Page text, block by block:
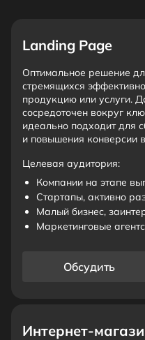
Landing Page
Оптимальное решение
стремящихся
продукцию или услуги.
сосредоточен вокруг
идеально подходит для
и повышения конверсии
Целевая аудитория:
Компании на этапе
Стартапы, активно
Малый бизнес,
Маркетинговые
Обсудить
Интернет-